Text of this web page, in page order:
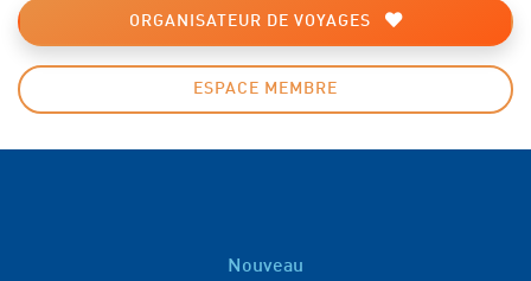
ORGANISATEUR DE VOYAGES
ESPACE MEMBRE
Nouveau